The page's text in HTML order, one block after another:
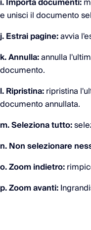
e unisci il documento
j. Estrai pagine:avvia
k. Annulla:annulla
documento.
l. Ripristina:ripristina
documento annullata.
m. Seleziona tutto:
n. Non selezionare
o. Zoom indietro:
p. Zoom avanti: